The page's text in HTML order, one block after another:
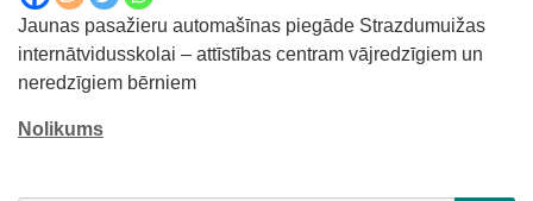
Jaunas pasažieru automašīnas piegāde Strazdumuižas
internātvidusskolai – attīstības centram vājredzīgiem un
neredzīgiem bērniem
Nolikums